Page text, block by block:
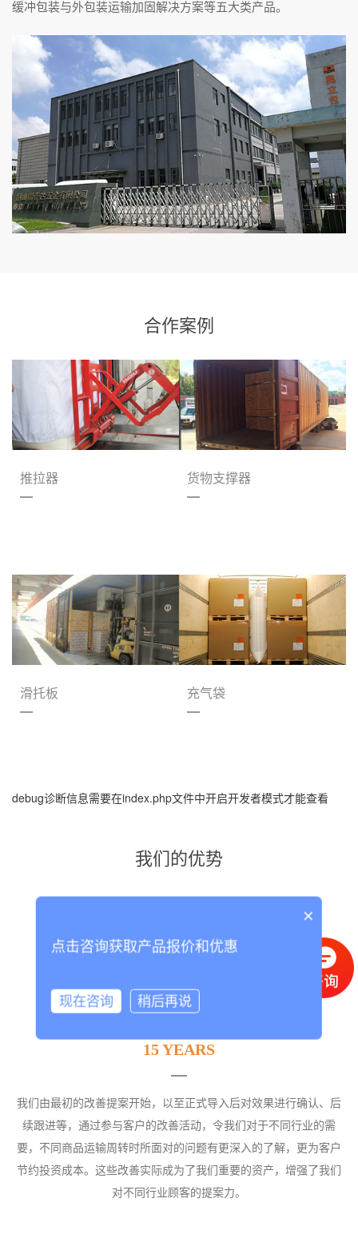
缓冲包装与外包装运输加固解决方案等五大类产品。
合作案例
推拉器 货物支撑器
滑托板 充气袋
debug诊断信息需要在index.php文件中开启开发者模式才能查看
我们的优势
15 YEARS
我们由最初的改善提案开始，以至正式导入后对效果进行确认、后
续跟进等，通过参与客户的改善活动，令我们对于不同行业的需
要，不同商品运输周转时所面对的问题有更深入的了解，更为客户
节约投资成本。这些改善实际成为了我们重要的资产，增强了我们
对不同行业顾客的提案力。
×
点击咨询获取产品报价和优惠
现在咨询 稍后再说